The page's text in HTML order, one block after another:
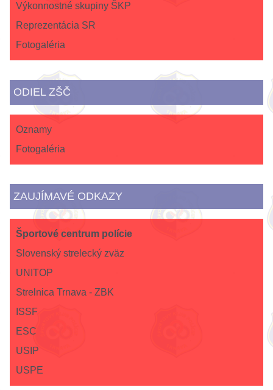
Výkonnostné skupiny ŠKP
Reprezentácia SR
Fotogaléria
ODIEL ZŠČ
Oznamy
Fotogaléria
ZAUJÍMAVÉ ODKAZY
Športové centrum polície
Slovenský strelecký zväz
UNITOP
Strelnica Trnava - ZBK
ISSF
ESC
USIP
USPE